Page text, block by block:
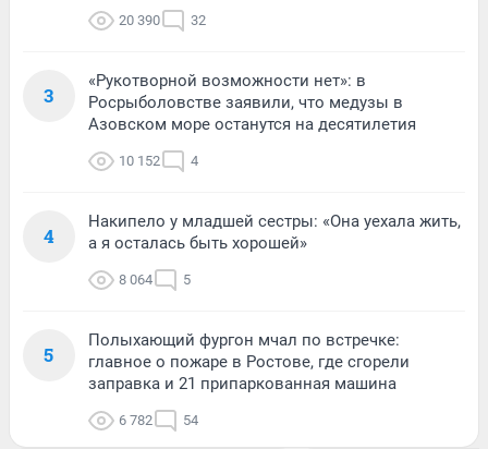
20 390 32
3
«Рукотворной возможности нет»: в
Росрыболовстве заявили, что медузы в
Азовском море останутся на десятилетия
10 152 4
4
Накипело у младшей сестры: «Она уехала жить,
а я осталась быть хорошей»
8 064 5
5
Полыхающий фургон мчал по встречке:
главное о пожаре в Ростове, где сгорели
заправка и 21 припаркованная машина
6 782 54